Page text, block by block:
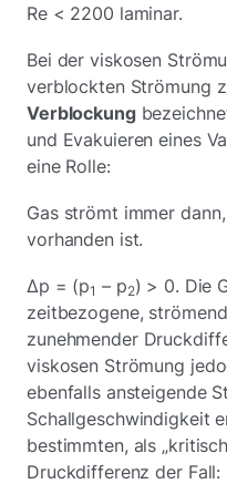
Re < 2200 laminar.
Bei der viskosen
verblockten Strömung
Verblockung
und Evakuieren eines
eine Rolle:
Gas strömt immer
vorhanden ist.
Δp = (p1 – p2) > 0. Die
zeitbezogene,
zunehmender
viskosen Strömung
ebenfalls ansteigende
Schallgeschwindigkeit
bestimmten, als
Druckdifferenz der Fall: